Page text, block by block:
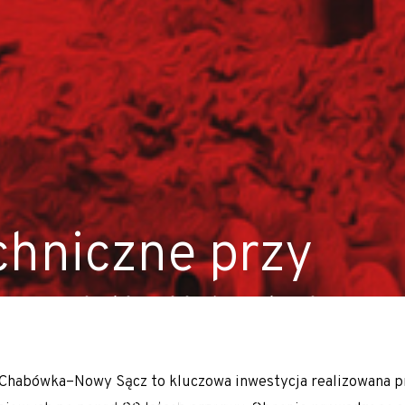
przy
Sącz to kluczowa inwestycja realizowana